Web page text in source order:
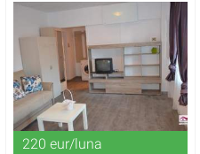
220 eur/luna